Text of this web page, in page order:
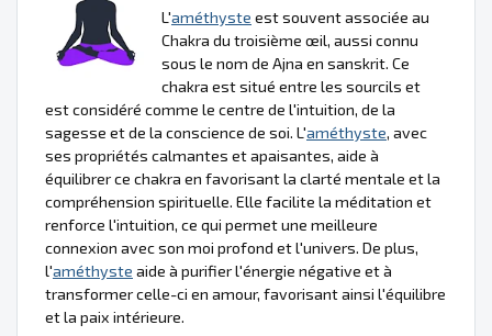
L'améthyste est souvent associée au
Chakra du troisième œil, aussi connu
sous le nom de Ajna en sanskrit. Ce
chakra est situé entre les sourcils et
est considéré comme le centre de l'intuition, de la
sagesse et de la conscience de soi. L'améthyste, avec
ses propriétés calmantes et apaisantes, aide à
équilibrer ce chakra en favorisant la clarté mentale et la
compréhension spirituelle. Elle facilite la méditation et
renforce l'intuition, ce qui permet une meilleure
connexion avec son moi profond et l'univers. De plus,
l'améthyste aide à purifier l'énergie négative et à
transformer celle-ci en amour, favorisant ainsi l'équilibre
et la paix intérieure.